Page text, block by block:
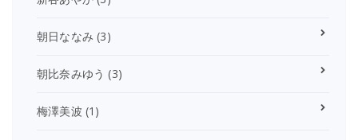
朝日ななみ (3)
朝比奈みゆう (3)
梅澤美波 (1)